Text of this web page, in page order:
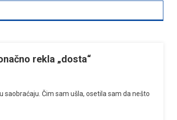
rekla „dosta“
saobraćaju. Čim sam ušla, osetila sam da nešto